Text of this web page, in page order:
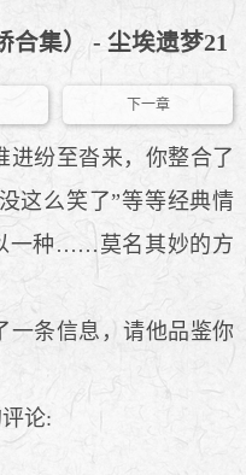
合集） - 尘埃遗梦21
下一章
纷至沓来，你整合了
这么笑了”等等经典情
一种……莫名其妙的方
条信息，请他品鉴你
论: